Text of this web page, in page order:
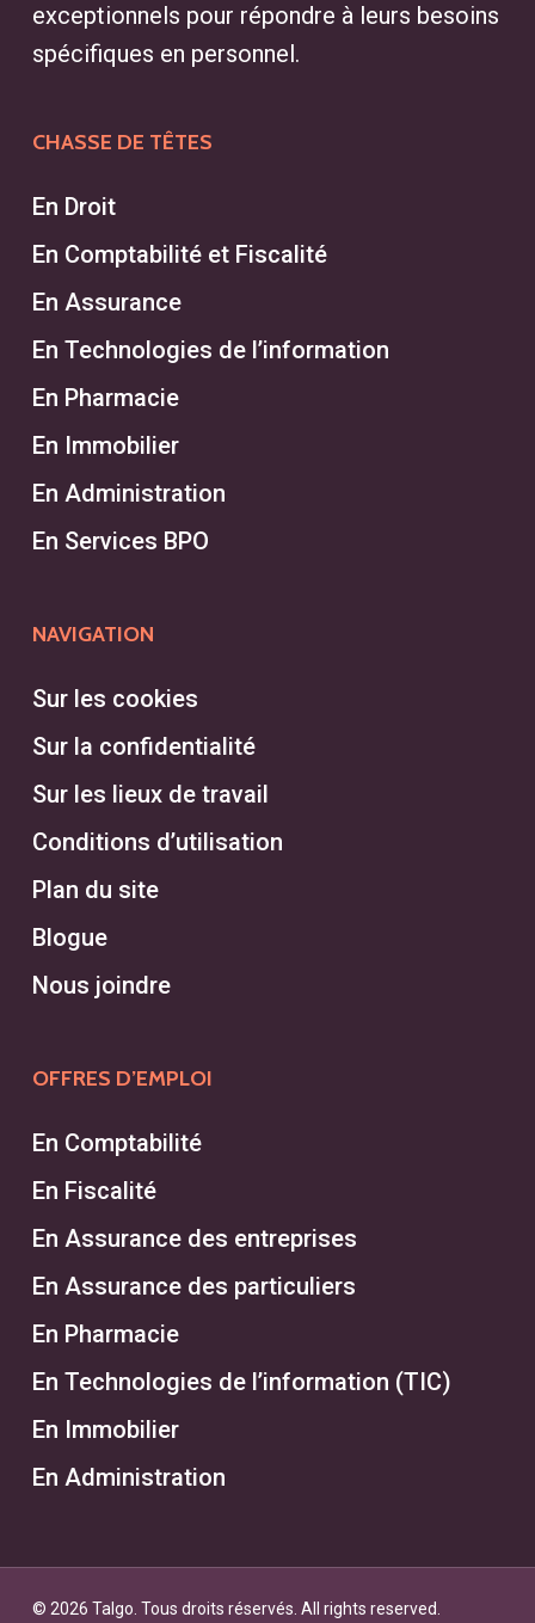
exceptionnels pour répondre à leurs besoins
spécifiques en personnel.
CHASSE DE TÊTES
En Droit
En Comptabilité et Fiscalité
En Assurance
En Technologies de l’information
En Pharmacie
En Immobilier
En Administration
En Services BPO
NAVIGATION
Sur les cookies
Sur la confidentialité
Sur les lieux de travail
Conditions d’utilisation
Plan du site
Blogue
Nous joindre
OFFRES D’EMPLOI
En Comptabilité
En Fiscalité
En Assurance des entreprises
En Assurance des particuliers
En Pharmacie
En Technologies de l’information (TIC)
En Immobilier
En Administration
© 2026 Talgo. Tous droits réservés. All rights reserved.